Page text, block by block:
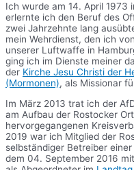
Ich wurde am 14. April 1973
erlernte ich den Beruf des
zwei Jahrzehnte lang
mein Wehrdienst, den ich
unserer Luftwaffe in
ging ich im Dienste meiner
der Kirche Jesu Christi der
(Mormonen), als Missionar
Im März 2013 trat ich der
am Aufbau der Rostocker
hervorgegangenen
2019 war ich Mitglied der
selbständiger Betreiber
dem 04. September 2016